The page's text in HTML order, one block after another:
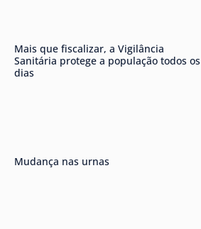
Mais que fiscalizar, a Vigilância
Sanitária protege a população todos os
dias
Mudança nas urnas